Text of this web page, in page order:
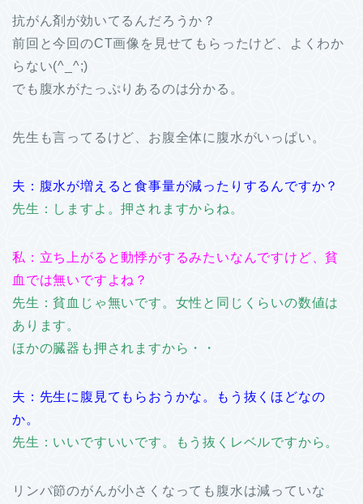
抗がん剤が効いてるんだろうか？
前回と今回のCT画像を見せてもらったけど、よくわか
らない(^_^;)
でも腹水がたっぷりあるのは分かる。
先生も言ってるけど、お腹全体に腹水がいっぱい。
夫：腹水が増えると食事量が減ったりするんですか？
先生：しますよ。押されますからね。
私：立ち上がると動悸がするみたいなんですけど、貧
血では無いですよね？
先生：貧血じゃ無いです。女性と同じくらいの数値は
あります。
ほかの臓器も押されますから・・
夫：先生に腹見てもらおうかな。もう抜くほどなの
か。
先生：いいですいいです。もう抜くレベルですから。
リンパ節のがんが小さくなっても腹水は減っていな